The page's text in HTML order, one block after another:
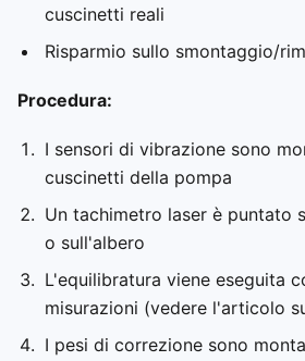
cuscinetti reali
Risparmio sullo smontaggio/
Procedura:
I sensori di vibrazione sono
cuscinetti della pompa
Un tachimetro laser è puntato
o sull'albero
L'equilibratura viene eseguita
misurazioni (vedere l'articolo
I pesi di correzione sono